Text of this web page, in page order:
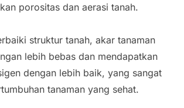
porositas dan aerasi tanah.
struktur tanah, akar tanaman
lebih bebas dan mendapatkan
dengan lebih baik, yang sangat
tanaman yang sehat.